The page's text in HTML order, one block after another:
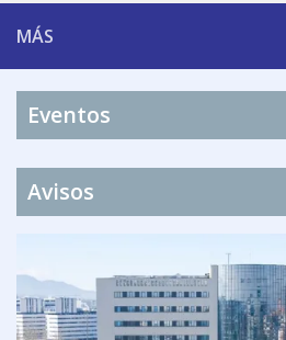
MÁS
Eventos
Avisos